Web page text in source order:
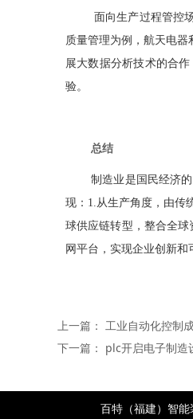
面向生产过程管控
质量管理为例，航天电器
展大数据分析技术的合
验。
总结
制造业是国民经济
现： 1.从生产角度，由传
球供应链转型，整合全
网平台，实现企业创新和
上一篇： 工业自动化控制
下一篇： plc开启电子制造
百特（福建）智